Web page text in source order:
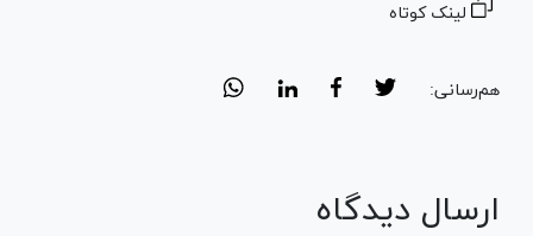
لینک کوتاه
هم‌رسانی:
ارسال دیدگاه